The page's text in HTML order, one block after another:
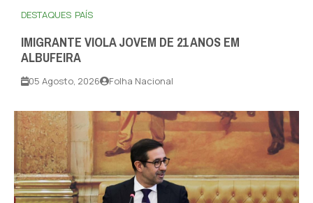
DESTAQUES PAÍS
IMIGRANTE VIOLA JOVEM DE 21 ANOS EM
ALBUFEIRA
05 Agosto, 2026 Folha Nacional